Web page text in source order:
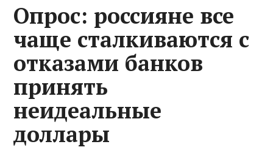
Опрос: россияне все
чаще сталкиваются с
отказами банков
принять
неидеальные
доллары